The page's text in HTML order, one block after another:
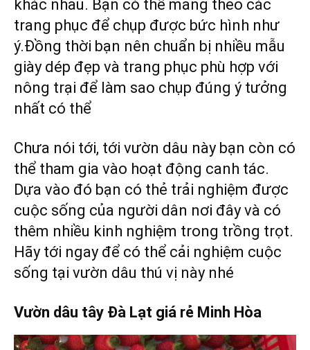
khác nhau. Bạn có thể mang theo các
trang phục để chụp được bức hình như
ý.Đồng thời bạn nên chuẩn bị nhiều mẫu
giày dép đẹp và trang phục phù hợp với
nông trại để làm sao chụp đúng ý tưởng
nhất có thể
Chưa nói tới, tới vườn dâu này bạn còn có
thể tham gia vào hoạt động canh tác.
Dựa vào đó bạn có thẻ trải nghiệm được
cuộc sống của người dân nơi đây và có
thêm nhiều kinh nghiệm trong trồng trọt.
Hãy tới ngay để có thể cải nghiệm cuộc
sống tại vườn dâu thú vị này nhé
Vườn dâu tây Đà Lạt giá rẻ Minh Hòa